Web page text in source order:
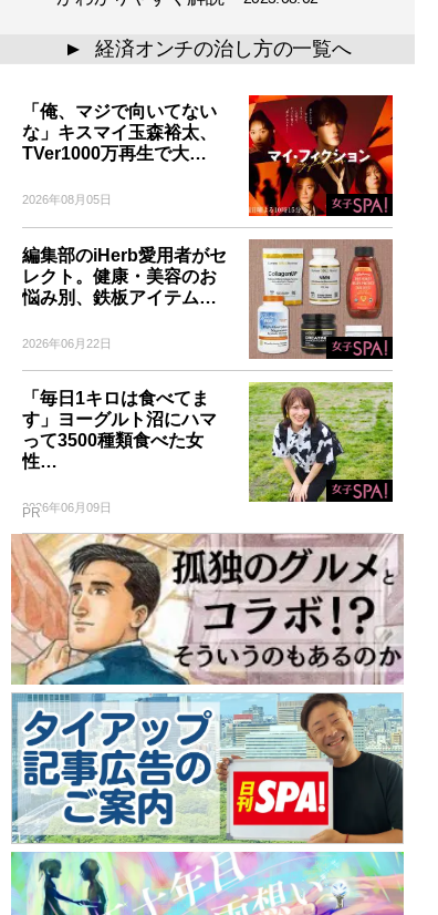
▲ 経済オンチの治し方の一覧へ
「俺、マジで向いてない
な」キスマイ玉森裕太、
TVer1000万再生で大…
2026年08月05日
編集部のiHerb愛用者がセ
レクト。健康・美容のお
悩み別、鉄板アイテム…
2026年06月22日
「毎日1キロは食べてま
す」ヨーグルト沼にハマ
って3500種類食べた女
性…
2026年06月09日
PR